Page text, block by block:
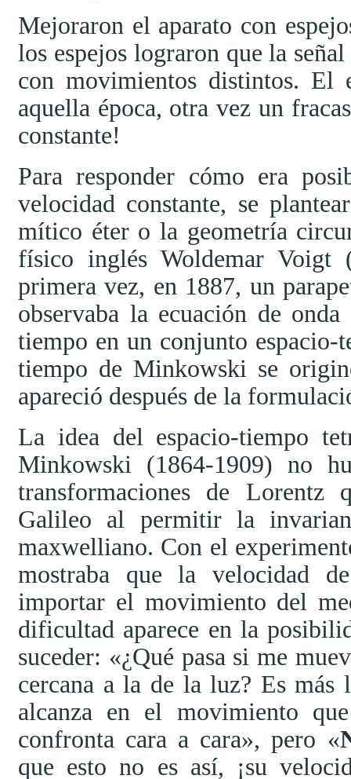
Mejoraron el aparato con
los espejos lograron que la
con movimientos distintos. El
aquella época, otra vez un
constante!
Para responder cómo era
velocidad constante, se
mítico éter o la geometría
físico inglés Woldemar Voigt
primera vez, en 1887, un
observaba la ecuación de
tiempo en un conjunto espacio-
tiempo de Minkowski se
apareció después de la
La idea del espacio-tiempo
Minkowski (1864-1909) no
transformaciones de Lorentz
Galileo al permitir la
maxwelliano. Con el
mostraba que la velocidad
importar el movimiento del
dificultad aparece en la
suceder:
¿Qué pasa si me
cercana a la de la luz? Es
alcanza en el movimiento
confronta cara a cara , pero
que esto no es así, ¡su